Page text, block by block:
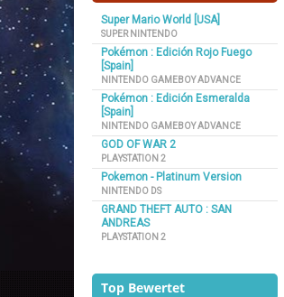
Super Mario World [USA]
SUPER NINTENDO
Pokémon : Edición Rojo Fuego
[Spain]
NINTENDO GAMEBOY ADVANCE
Pokémon : Edición Esmeralda
[Spain]
NINTENDO GAMEBOY ADVANCE
GOD OF WAR 2
PLAYSTATION 2
Pokemon - Platinum Version
NINTENDO DS
GRAND THEFT AUTO : SAN
ANDREAS
PLAYSTATION 2
Top Bewertet